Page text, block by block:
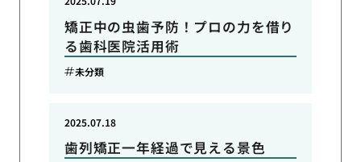
矯正中の虫歯予防！プロの力を借り
る歯科医院活用術
未分類
歯列矯正一年経過で見える景色
2025.07.18